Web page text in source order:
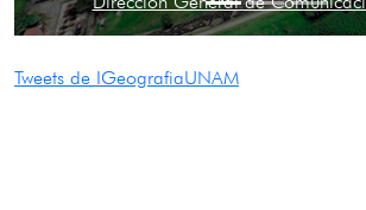
Tweets de IGeografiaUNAM